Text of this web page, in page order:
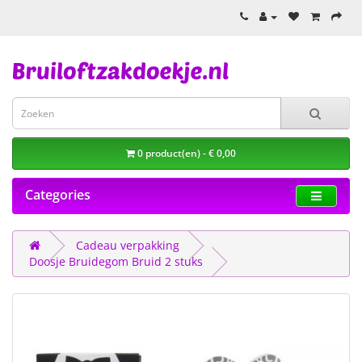
0 product(en) - € 0,00
Categories
Cadeau verpakking
Doosje Bruidegom Bruid 2 stuks